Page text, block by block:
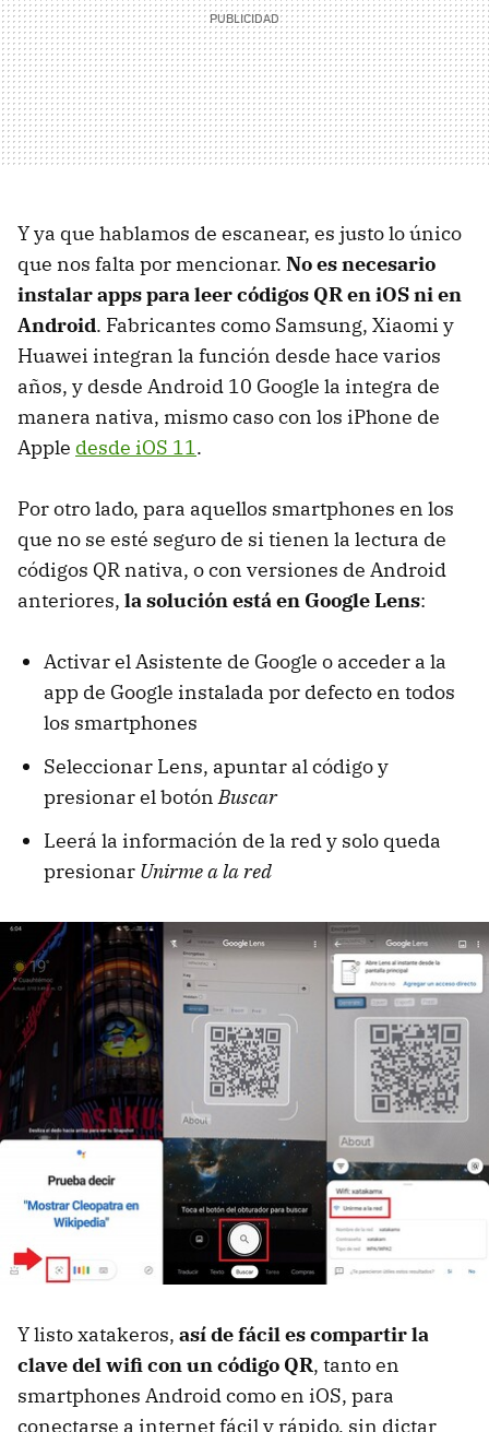
Y ya que hablamos de escanear, es justo lo único
que nos falta por mencionar. No es necesario
instalar apps para leer códigos QR en iOS ni en
Android. Fabricantes como Samsung, Xiaomi y
Huawei integran la función desde hace varios
años, y desde Android 10 Google la integra de
manera nativa, mismo caso con los iPhone de
Apple desde iOS 11.
Por otro lado, para aquellos smartphones en los
que no se esté seguro de si tienen la lectura de
códigos QR nativa, o con versiones de Android
anteriores, la solución está en Google Lens:
Activar el Asistente de Google o acceder a la
app de Google instalada por defecto en todos
los smartphones
Seleccionar Lens, apuntar al código y
presionar el botónBuscar
Leerá la información de la red y solo queda
presionar Unirme a la red
Y listo xatakeros, así de fácil es compartir la
clave del wifi con un código QR, tanto en
smartphones Android como en iOS, para
conectarse a internet fácil y rápido, sin dictar